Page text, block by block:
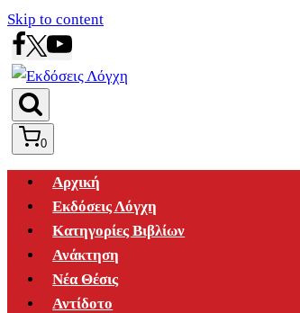
Skip to content
0
Αρχική
Εκδόσεις Λόγχη
Κατηγορίες Βιβλίων
Ανάκτηση
Νέα Θέσις
Αντίδοτο